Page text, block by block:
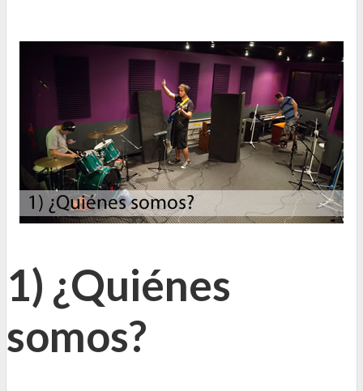
1) ¿Quiénes
somos?